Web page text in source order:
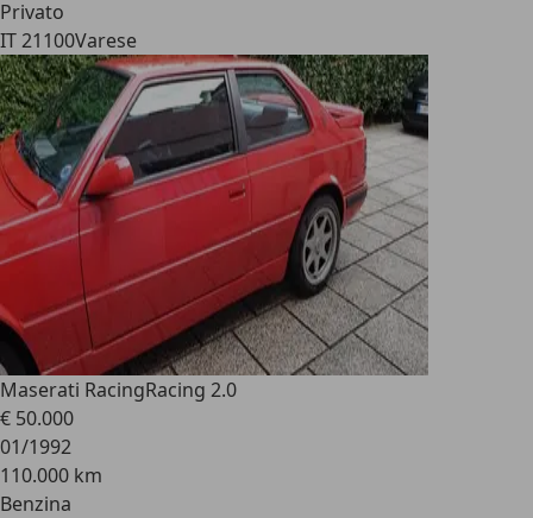
Privato
IT 21100Varese
Maserati RacingRacing 2.0
€ 50.000
01/1992
110.000 km
Benzina